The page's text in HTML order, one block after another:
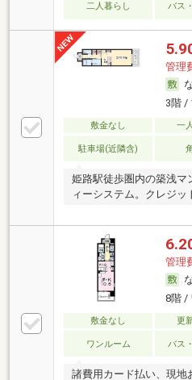
二人暮らし バス
管理
3階 /
敷金なし 一
駐車場(近隣含)
姫路駅徒歩圏内の築浅マ
ィーシステム。クレジッ
管理
8階 /
敷金なし 更
ワンルーム バス
諸費用カード払い、現地